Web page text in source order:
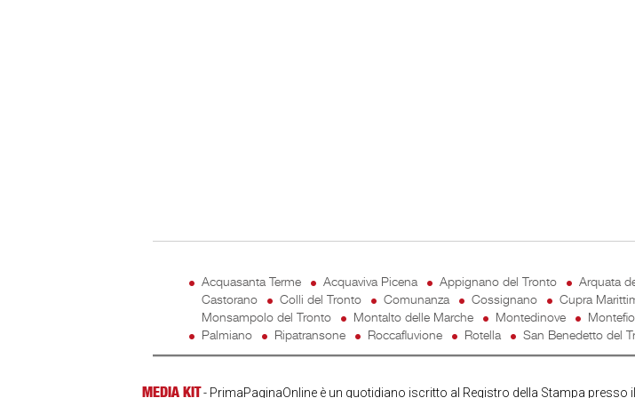
Acquasanta Terme Acquaviva Picena Appignano del Tronto Arquata
Castorano
Colli del Tronto Comunanza Cossignano Cupra
Monsampolo del Tronto
Montalto delle Marche Montedinove
Palmiano
Ripatransone Roccafluvione Rotella San Benedetto del
MEDIA KIT- PrimaPaginaOnline è un quotidiano iscritto al Registro della Stampa presso